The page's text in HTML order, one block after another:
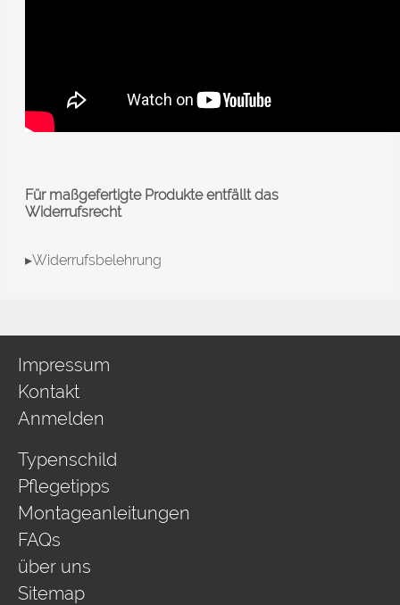
Für maßgefertigte Produkte entfällt das
Widerrufsrecht
▸Widerrufsbelehrung
Impressum
Kontakt
Anmelden
Typenschild
Pflegetipps
Montageanleitungen
FAQs
über uns
Sitemap